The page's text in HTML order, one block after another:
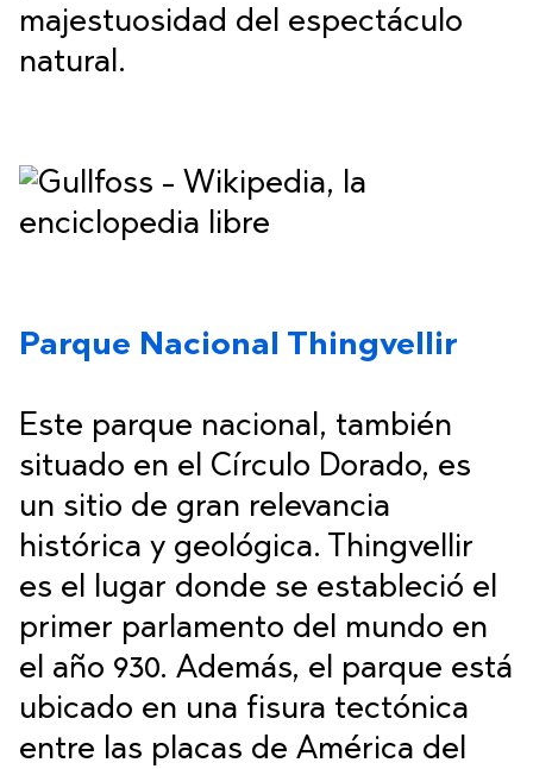
majestuosidad del espectáculo
natural.
Parque Nacional Thingvellir
Este parque nacional, también
situado en el Círculo Dorado, es
un sitio de gran relevancia
histórica y geológica. Thingvellir
es el lugar donde se estableció el
primer parlamento del mundo en
el año 930. Además, el parque está
ubicado en una fisura tectónica
entre las placas de América del